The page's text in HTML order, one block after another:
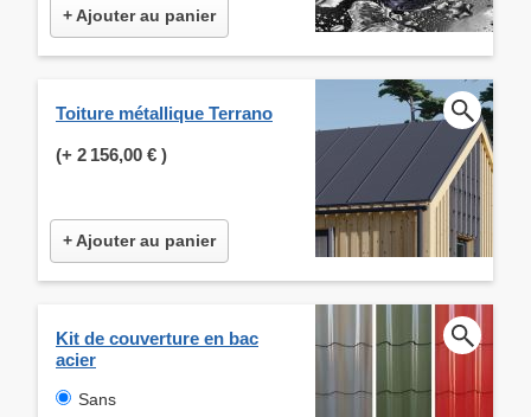
+ Ajouter au panier
Toiture métallique Terrano
(+ 2 156,00 € )
+ Ajouter au panier
Kit de couverture en bac
acier
Sans